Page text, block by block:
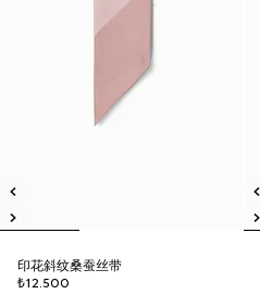
印花斜纹桑蚕丝带
₺12.500